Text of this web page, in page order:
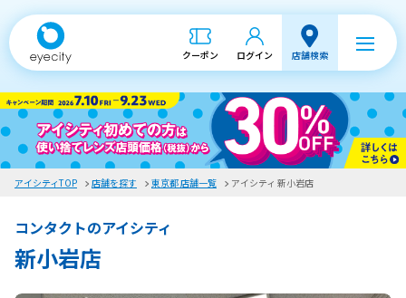
クーポン ログイン 店舗検索
アイシティTOP 店舗を探す 東京都 店舗一覧 アイシティ 新小岩店
コンタクトのアイシティ
新小岩店